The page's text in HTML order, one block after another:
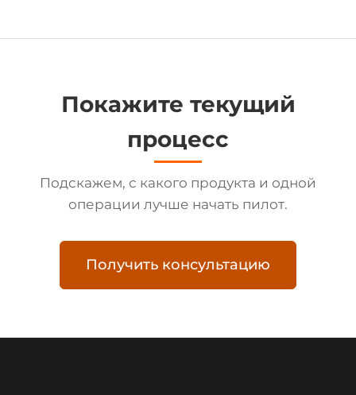
Покажите текущий
процесс
Подскажем, с какого продукта и одной
операции лучше начать пилот.
Получить консультацию